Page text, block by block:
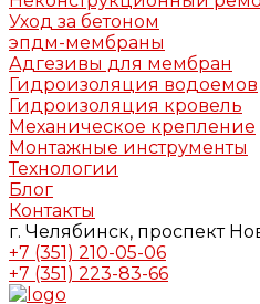
Уход за бетоном
эпдм-мембраны
Адгезивы для мембран
Гидроизоляция водоемов
Гидроизоляция кровель
Механическое крепление
Монтажные инструменты
Технологии
Блог
Контакты
г. Челябинск, проспект
+7 (351) 210-05-06
+7 (351) 223-83-66